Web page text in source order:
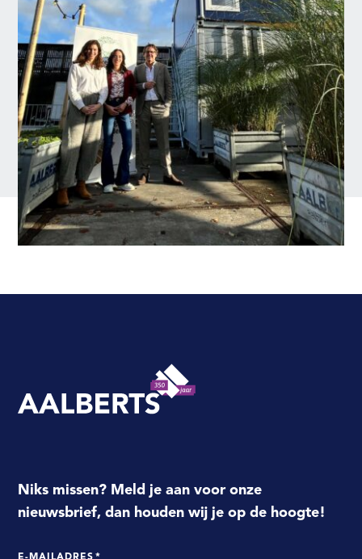
Niks missen? Meld je aan voor onze
nieuwsbrief, dan houden wij je op de hoogte!
E-MAILADRES *